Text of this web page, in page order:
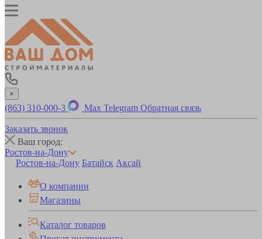
×
(863) 310-000-3 Max Telegram Обратная связь
Заказать звонок
Ваш город:
Ростов-на-Дону
Ростов-на-Дону Батайск Аксай
О компании
Магазины
Каталог товаров